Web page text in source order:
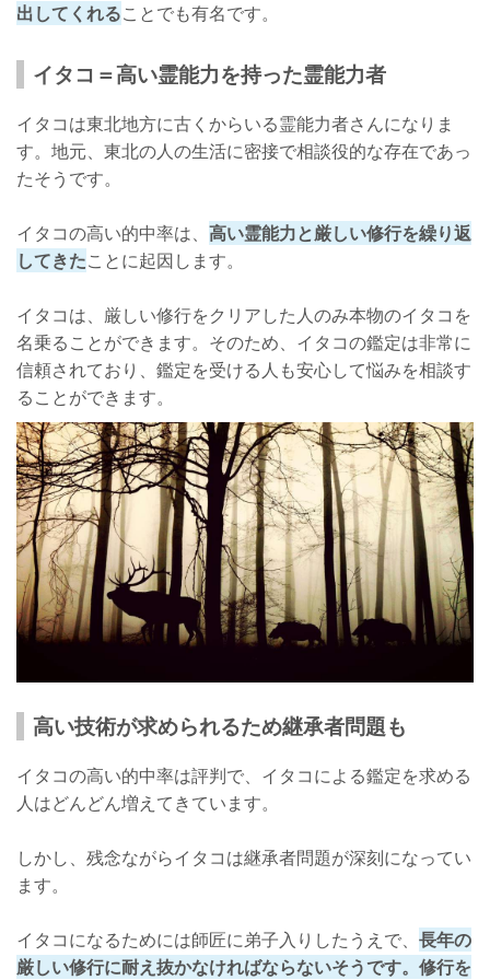
出してくれることでも有名です。
イタコ＝高い霊能力を持った霊能力者
イタコは東北地方に古くからいる霊能力者さんになりま
す。地元、東北の人の生活に密接で相談役的な存在であっ
たそうです。
イタコの高い的中率は、 高い霊能力と厳しい修行を繰り返
してきたことに起因します。
イタコは、厳しい修行をクリアした人のみ本物のイタコを
名乗ることができます。そのため、イタコの鑑定は非常に
信頼されており、鑑定を受ける人も安心して悩みを相談す
ることができます。
高い技術が求められるため継承者問題も
イタコの高い的中率は評判で、イタコによる鑑定を求める
人はどんどん増えてきています。
しかし、残念ながらイタコは継承者問題が深刻になってい
ます。
イタコになるためには師匠に弟子入りしたうえで、 長年の
厳しい修行に耐え抜かなければならないそうです。修行を